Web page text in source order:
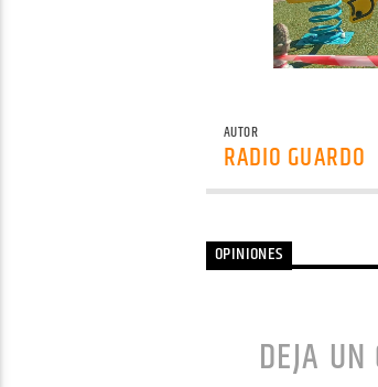
AUTOR
RADIO GUARDO
OPINIONES
DEJA